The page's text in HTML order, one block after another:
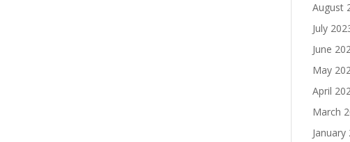
August
July
June
May
April
March
January